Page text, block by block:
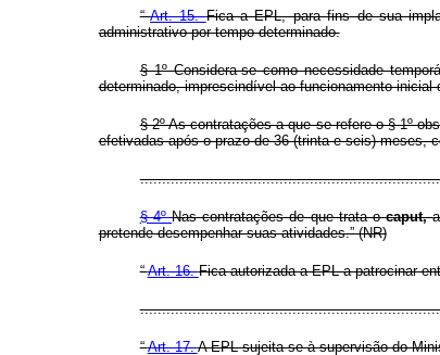
“Art. 15.Fica a EPL, para fins de sua
administrativo por tempo determinado.
§ 1º Considera-se como necessidade
determinado, imprescindível ao funcionamento inicial
§ 2º As contratações a que se refere o § 1º
efetivadas após o prazo de 36 (trinta e seis) meses,
§ 4ºNas contratações de que trata ocaput,
pretende desempenhar suas atividades.” (NR)
“Art. 16.Fica autorizada a EPL a patrocinar
“Art. 17.A EPL sujeita-se à supervisão do